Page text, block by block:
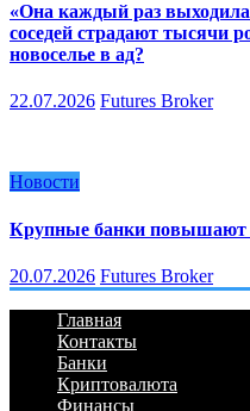
«Она каждый раз
соседей страдают тысячи
новоселье в ад?
22.07.2026 Futures Broker
Новости
Крупные банки повышают
20.07.2026 Futures Broker
Главная
Контакты
Банки
Криптовалюта
Финансы